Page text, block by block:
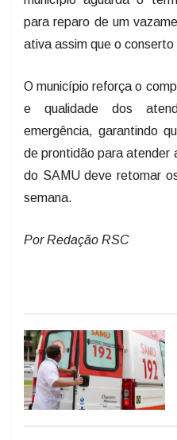
para reparo de um
ativa assim que o conserto
O município reforça o
e qualidade dos
emergência, garantindo
de prontidão para atender
do SAMU deve retomar
semana.
Por Redação RSC